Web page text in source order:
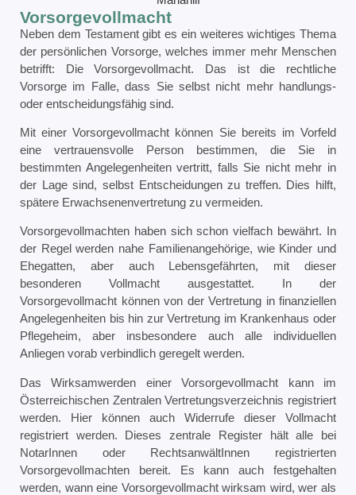
Vorsorgevollmacht
Neben dem Testament gibt es ein weiteres wichtiges Thema
der persönlichen Vorsorge, welches immer mehr Menschen
betrifft: Die Vorsorgevollmacht. Das ist die rechtliche
Vorsorge im Falle, dass Sie selbst nicht mehr handlungs-
oder entscheidungsfähig sind.
Mit einer Vorsorgevollmacht können Sie bereits im Vorfeld
eine vertrauensvolle Person bestimmen, die Sie in
bestimmten Angelegenheiten vertritt, falls Sie nicht mehr in
der Lage sind, selbst Entscheidungen zu treffen. Dies hilft,
spätere Erwachsenenvertretung zu vermeiden.
Vorsorgevollmachten haben sich schon vielfach bewährt. In
der Regel werden nahe Familienangehörige, wie Kinder und
Ehegatten, aber auch Lebensgefährten, mit dieser
besonderen Vollmacht ausgestattet. In der
Vorsorgevollmacht können von der Vertretung in finanziellen
Angelegenheiten bis hin zur Vertretung im Krankenhaus oder
Pflegeheim, aber insbesondere auch alle individuellen
Anliegen vorab verbindlich geregelt werden.
Das Wirksamwerden einer Vorsorgevollmacht kann im
Österreichischen Zentralen Vertretungsverzeichnis registriert
werden. Hier können auch Widerrufe dieser Vollmacht
registriert werden. Dieses zentrale Register hält alle bei
NotarInnen oder RechtsanwältInnen registrierten
Vorsorgevollmachten bereit. Es kann auch festgehalten
werden, wann eine Vorsorgevollmacht wirksam wird, wer als